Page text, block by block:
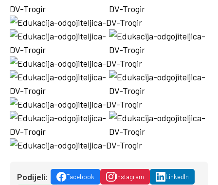
Podijeli: Facebook Instagram
LinkedIn